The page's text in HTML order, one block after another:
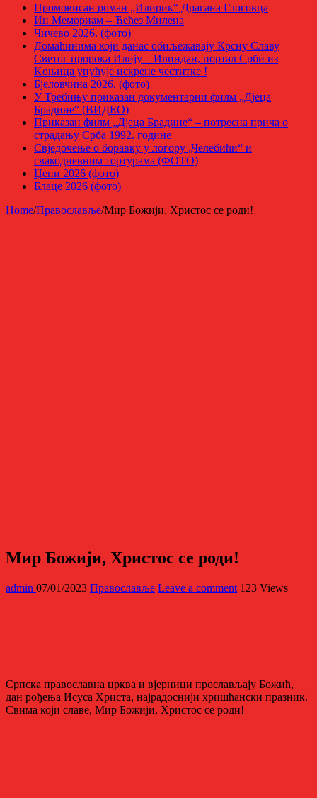
Промовисан роман „Илирик“ Драгана Глоговца
Ин Мемориам – Ћећез Милена
Чичево 2026. (фото)
Домаћинима који данас обиљежавају Крсну Славу
Светог пророка Илију – Илиндан, портал Срби из
Kоњица упућује искрене честитке !
Бјеловчина 2026. (фото)
У Требињу приказан документарни филм „Дјеца
Брадине“ (ВИДЕО)
Приказан филм „Дјеца Брадине“ – потресна прича о
страдању Срба 1992. године
Свједочење о боравку у логору „Челебићи“ и
свакодневним тортурама (ФОТО)
Џепи 2026 (фото)
Блаце 2026 (фото)
Home/Православље/Мир Божији, Христос се роди!
Мир Божији, Христос се роди!
admin 07/01/2023 Православље Leave a comment 123 Views
Српска православна црква и вјерници прослављају Божић,
дан рођења Исуса Христа, најрадоснији хришћански празник.
Свима који славе, Мир Божији, Христос се роди!